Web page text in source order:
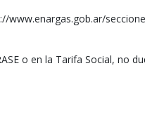
o en la Tarifa Social, no